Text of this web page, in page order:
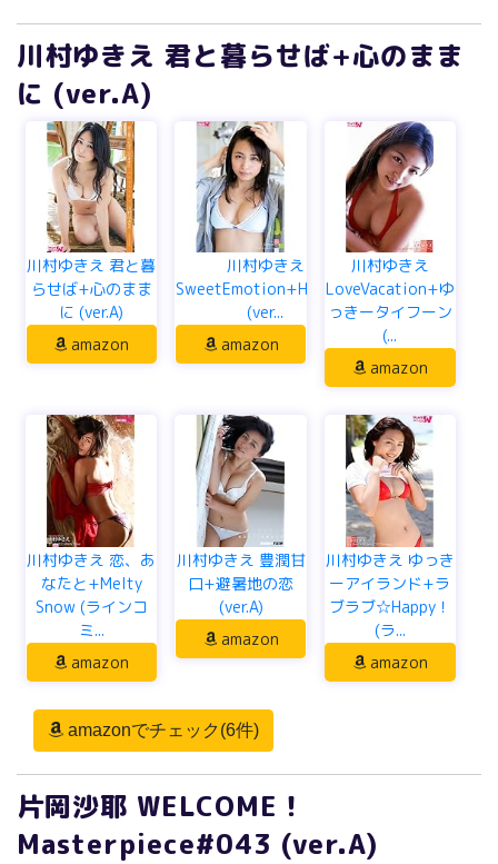
川村ゆきえ 君と暮らせば+心のまま
に (ver.A)
川村ゆきえ 君と暮
らせば+心のまま
に (ver.A)
amazon
川村ゆきえ
SweetEmotion+HEAVEN
(ver...
amazon
川村ゆきえ
LoveVacation+ゆ
っきータイフーン
(...
amazon
川村ゆきえ 恋、あ
なたと+Melty
Snow (ラインコ
ミ...
amazon
川村ゆきえ 豊潤甘
口+避暑地の恋
(ver.A)
amazon
川村ゆきえ ゆっき
ーアイランド+ラ
ブラブ☆Happy！
(ラ...
amazon
amazonでチェック(6件)
片岡沙耶 WELCOME！
Masterpiece#043 (ver.A)